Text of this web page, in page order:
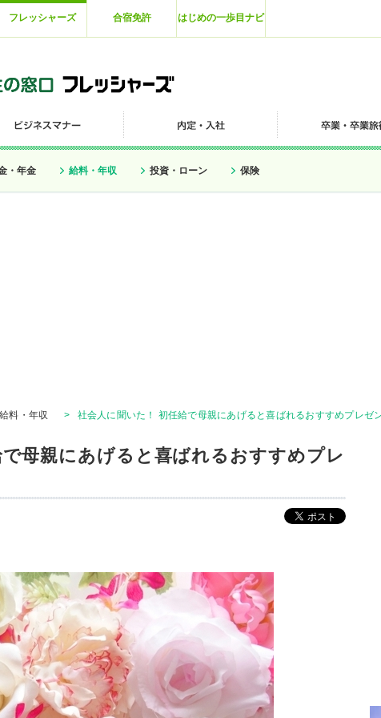
フレッシャーズ 合宿免許 はじめの一歩目ナビ
・年金 給料・年収 投資・ローン 保険
給料・年収 > 社会人に聞いた！ 初任給で母親にあげると喜ばれるおすすめプレゼ
母親にあげると喜ばれるおすすめプレ